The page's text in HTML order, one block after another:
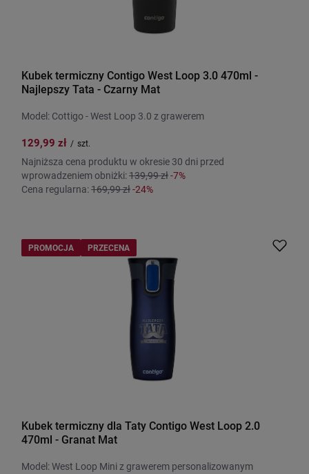
Kubek termiczny Contigo West Loop 3.0 470ml -
Najlepszy Tata - Czarny Mat
Model: Cottigo - West Loop 3.0 z grawerem
129,99 zł / szt.
Najniższa cena produktu w okresie 30 dni przed
wprowadzeniem obniżki:139,99 zł-7%
Cena regularna:169,99 zł-24%
PROMOCJA PRZECENA
Kubek termiczny dla Taty Contigo West Loop 2.0
470ml - Granat Mat
Model: West Loop Mini z grawerem personalizowanym